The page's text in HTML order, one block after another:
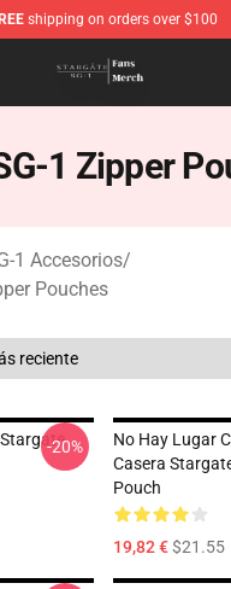
shipping on orders over $100
1 Store - Official Stargate
1 Zipper
1 Accesorios/
Pouches
-20%
No Hay Lugar
Casera
Pouch
19,82 €$21.55